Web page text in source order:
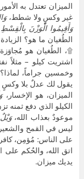
الميزان تعتدل به
غير وكسٍ ولا شطط،
وَأَقِيمُوا الْوَزْنَ
الطُغيان ما هو؟
۩، الطُغيان هو
اشتريت كيلو – مثلاً
وخمسين جراماً،
يقول لك عدلٌ بلا
الميزان، هو الإخسار،
الكيلو الذي دفع ثمنه
موعودٌ بعذاب الله،
ليس في القمح
على الناس: مُؤمِن،
اتق الله، والحُكم
يديك ميزان.